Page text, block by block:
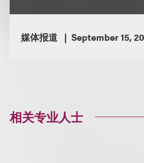
媒体报道 September 15,
相关专业人士